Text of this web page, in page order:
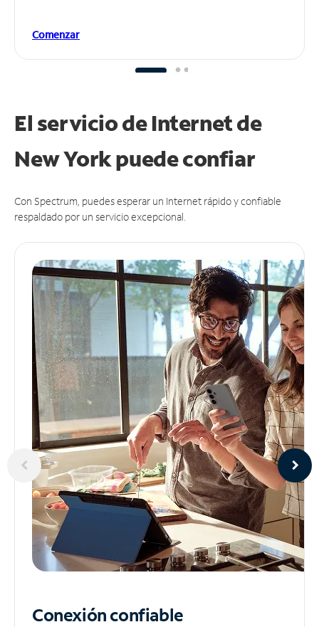
Comenzar
El servicio de Internet de
New York puedeconfiar
Con Spectrum, puedes esperar un Internet rápido y confiable
respaldado por un servicio excepcional.
Conexión confiable